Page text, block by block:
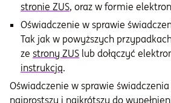
stronie ZUS, oraz w formie
Oświadczenie w sprawie
Tak jak w powyższych
ze strony ZUS lub dołączyć
instrukcją.
Oświadczenie w sprawie
najprostszy i najkrótszy do